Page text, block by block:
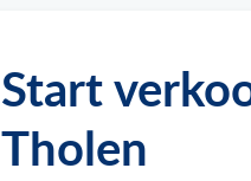
Start
Tholen